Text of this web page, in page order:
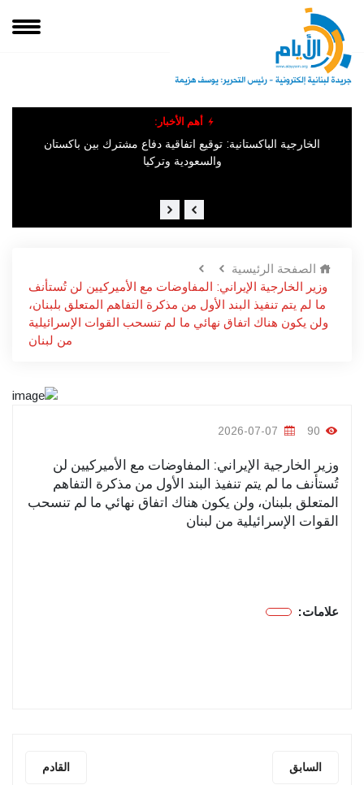
أهم الأخبار:
الخارجية الباكستانية: توقيع اتفاقية دفاع مشترك بين باكستان
والسعودية وتركيا
الصفحة الرئيسية
وزير الخارجية الإيراني: المفاوضات مع الأميركيين لن تُستأنف
ما لم يتم تنفيذ البند الأول من مذكرة التفاهم المتعلق ب​لبنان​،
ولن يكون هناك اتفاق نهائي ما لم تنسحب القوات الإسرائيلية
من لبنان
وزير الخارجية الإيراني: المفاوضات مع الأميركيين لن
تُستأنف ما لم يتم تنفيذ البند الأول من مذكرة التفاهم
المتعلق ب​لبنان​، ولن يكون هناك اتفاق نهائي ما لم تنسحب
القوات الإسرائيلية من لبنان
علامات:
القادم السابق